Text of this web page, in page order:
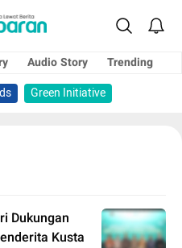
Audio Story
Trending
Green Initiative
Dukungan
Kusta